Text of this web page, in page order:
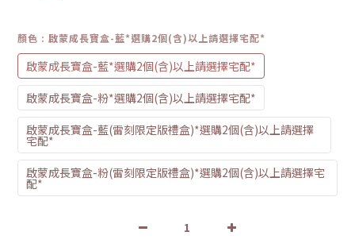
顏色 : 啟蒙成長寶盒-藍*選購2個(含)以上請選擇宅配*
啟蒙成長寶盒-藍*選購2個(含)以上請選擇宅配*
啟蒙成長寶盒-粉*選購2個(含)以上請選擇宅配*
啟蒙成長寶盒-藍(雷刻限定版禮盒)*選購2個(含)以上請選擇
宅配*
啟蒙成長寶盒-粉(雷刻限定版禮盒)*選購2個(含)以上請選擇宅
配*